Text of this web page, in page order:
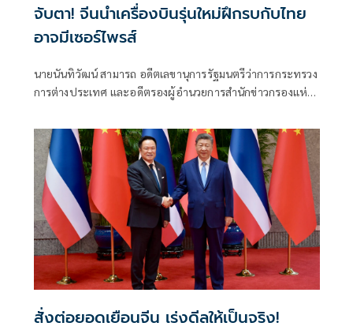
จับตา! จีนนำเครื่องบินรุ่นใหม่ฝึกรบกับไทย
อาจมีเซอร์ไพรส์
นายนันทิวัฒน์ สามารถ อดีตเลขานุการรัฐมนตรีว่าการกระทรวง
การต่างประเทศ และอดีตรองผู้อำนวยการสำนักข่าวกรองแห่ง
สั่งต่อยอดเยือนจีน เร่งดีลให้เป็นจริง!